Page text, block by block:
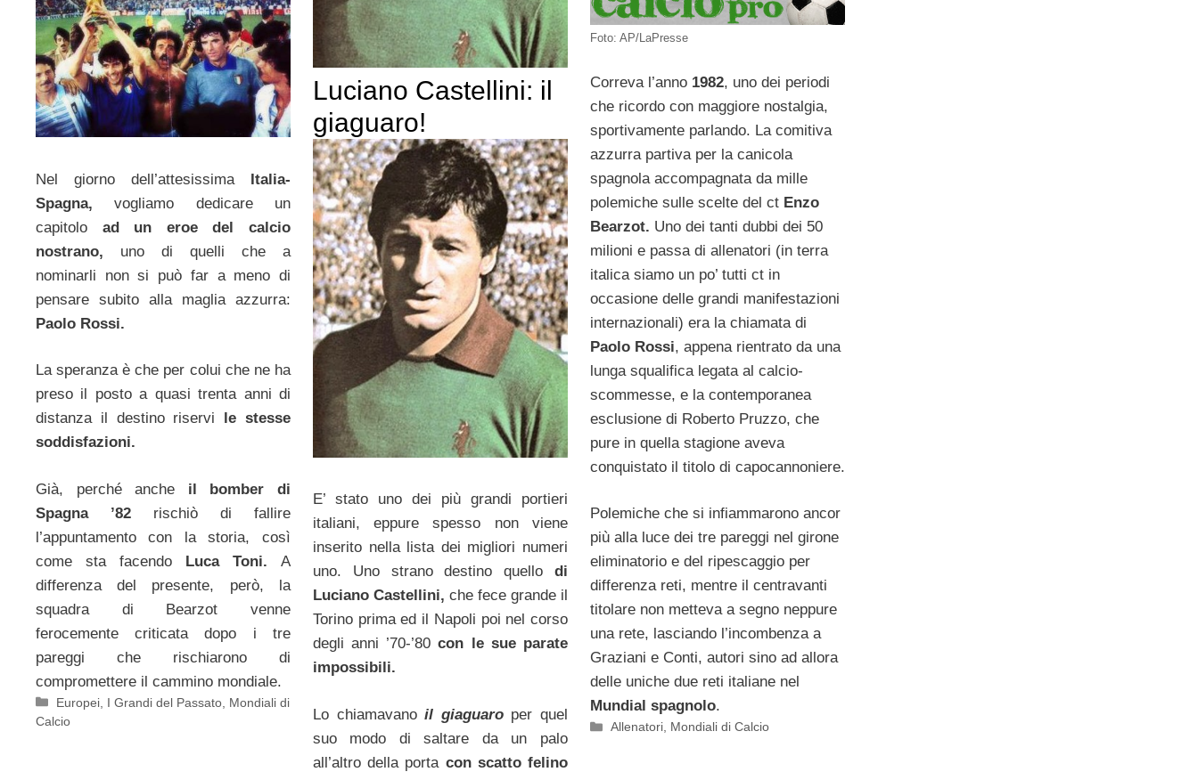
Foto: AP/LaPresse
Correva l’anno 1982, uno dei periodi
che ricordo con maggiore nostalgia,
sportivamente parlando. La comitiva
azzurra partiva per la canicola
spagnola accompagnata da mille
polemiche sulle scelte del ctEnzo
Bearzot. Uno dei tanti dubbi dei 50
milioni e passa di allenatori (in terra
italica siamo un po’ tutti ct in
occasione delle grandi manifestazioni
internazionali) era la chiamata di
Paolo Rossi, appena rientrato da una
lunga squalifica legata al calcio-
scommesse, e la contemporanea
esclusione di Roberto Pruzzo, che
pure in quella stagione aveva
conquistato il titolo di capocannoniere.
Polemiche che si infiammarono ancor
più alla luce dei tre pareggi nel girone
eliminatorio e del ripescaggio per
differenza reti, mentre il centravanti
titolare non metteva a segno neppure
una rete, lasciando l’incombenza a
Graziani e Conti, autori sino ad allora
delle uniche due reti italiane nel
Mundial spagnolo.
Categorie
Allenatori, Mondiali di Calcio
Nel giorno dell’attesissima Italia-
Spagna,vogliamo dedicare un
capitolo ad un eroe del calcio
nostrano, uno di quelli che a
nominarli non si può far a meno di
pensare subito alla maglia azzurra:
Paolo Rossi.
La speranza è che per colui che ne ha
preso il posto a quasi trenta anni di
distanza il destino riservi
le stesse
soddisfazioni.
Già, perché anche il bomber di
Spagna ’82 rischiò di fallire
l’appuntamento con la storia, così
come sta facendo Luca Toni. A
differenza del presente, però, la
squadra di Bearzot venne
ferocemente criticata dopo i tre
pareggi che rischiarono di
compromettere il cammino mondiale.
Categorie
Europei I Grandi del Passato Mondiali di
Calcio
Luciano Castellini: il
giaguaro!
E’ stato uno dei più grandi portieri
italiani, eppure spesso non viene
inserito nella lista dei migliori numeri
uno. Uno strano destino quello di
Luciano Castellini, che fece grande il
Torino prima ed il Napoli poi nel corso
degli anni ’70-’80con le sue parate
impossibili.
Lo chiamavanoil giaguaroper quel
suo modo di saltare da un palo
all’altro della porta con scatto felino